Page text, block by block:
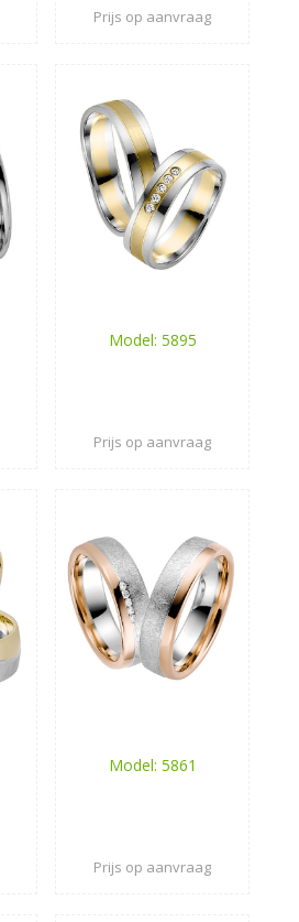
Prijs op aanvraag
Model: 5895
Prijs op aanvraag
Model: 5861
Prijs op aanvraag